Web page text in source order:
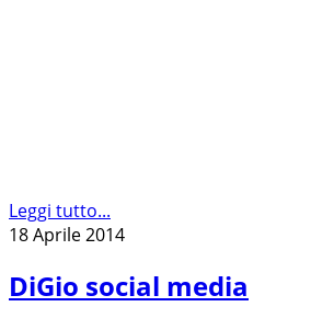
Leggi tutto...
18 Aprile 2014
DiGio social media